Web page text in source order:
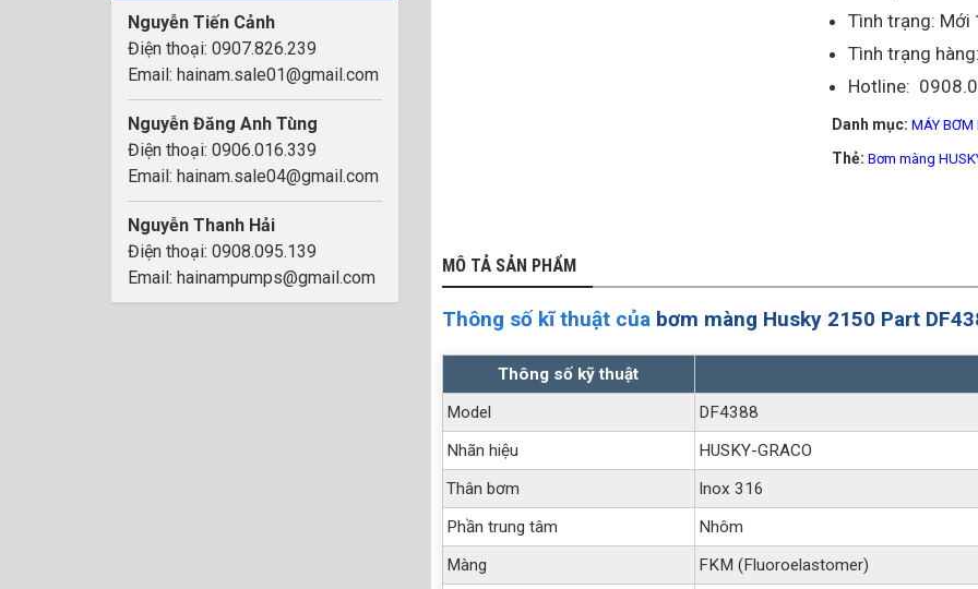
Nguyễn Tiến Cảnh
Điện thoại: 0907.826.239
Email: hainam.sale01@gmail.com
Nguyễn Đăng Anh Tùng
Điện thoại: 0906.016.339
Email: hainam.sale04@gmail.com
Nguyễn Thanh Hải
Điện thoại: 0908.095.139
Email: hainampumps@gmail.com
Tình trạng: Mới
Tình trạng
Hotline:
Danh mục: MÁY BƠM
Thẻ: Bơm màng
MÔ TẢ SẢN PHẨM
Thông số kĩ thuật của bơm màng Husky 2150 Part
Thông số kỹ thuật
Model
DF4388
Nhãn hiệu
HUSKY-GRACO
Thân bơm
Inox 316
Phần trung tâm
Nhôm
Màng
FKM (Fluoroelastomer)